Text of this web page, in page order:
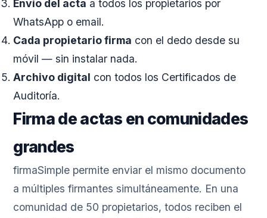
Envío del acta a todos los propietarios por
WhatsApp o email.
Cada propietario firma con el dedo desde su
móvil — sin instalar nada.
Archivo digital con todos los Certificados de
Auditoría.
Firma de actas en comunidades
grandes
firmaSimple permite enviar el mismo documento
a múltiples firmantes simultáneamente. En una
comunidad de 50 propietarios, todos reciben el